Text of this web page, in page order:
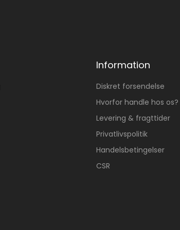
Information
Diskret forsendelse
Hvorfor handle hos os?
Levering & fragttider
Privatlivspolitik
Handelsbetingelser
CSR